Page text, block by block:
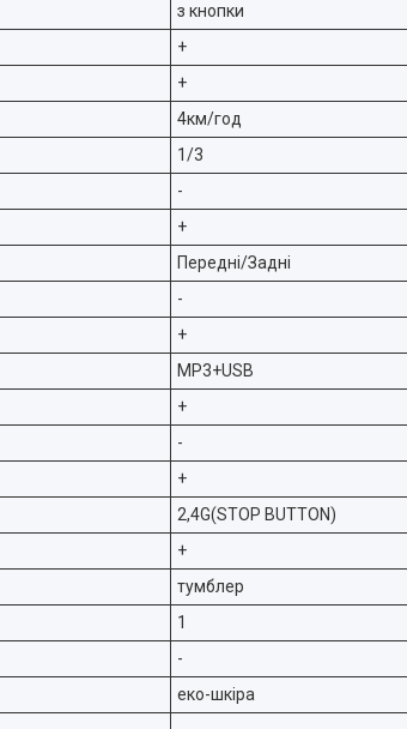
з кнопки
+
+
4км/год
1/3
-
+
Передні/Задні
-
+
MP3+USB
+
-
+
2,4G(STOP BUTTON)
+
тумблер
1
-
еко-шкіра